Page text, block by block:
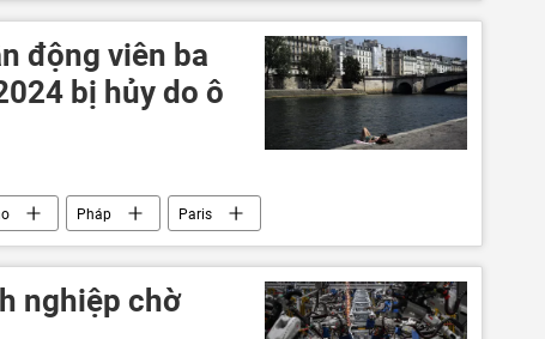
động viên ba
bị hủy do ô
Pháp Paris
nghiệp chờ